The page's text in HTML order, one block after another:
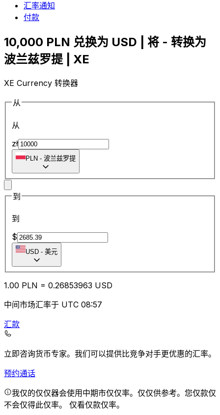
汇率通知
付款
10,000 PLN 兑换为 USD | 将 - 转换为
波兰兹罗提 | XE
XE Currency 转换器
从
从
zł
PLN - 波兰兹罗提
到
到
$
USD - 美元
1.00 PLN = 0.26853963 USD
中间市场汇率于 UTC 08:57
汇款
立即咨询货币专家。 我们可以提供比竞争对手更优惠的汇率。
预约通话
我仅的仅仅器会使用中期市仅仅率。仅仅供参考。您仅款仅
不会仅得此仅率。 仅看仅款仅率。